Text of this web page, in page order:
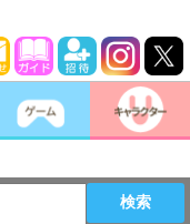
検索